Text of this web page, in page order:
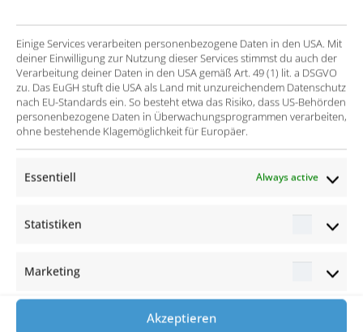
Einige Services verarbeiten personenbezogene Daten in den USA. Mit
deiner Einwilligung zur Nutzung dieser Services stimmst du auch der
Verarbeitung deiner Daten in den USA gemäß Art. 49 (1) lit. a DSGVO
zu. Das EuGH stuft die USA als Land mit unzureichendem Datenschutz
nach EU-Standards ein. So besteht etwa das Risiko, dass US-Behörden
personenbezogene Daten in Überwachungsprogrammen verarbeiten,
ohne bestehende Klagemöglichkeit für Europäer.
Essentiell Always active
Statistiken
Marketing
Akzeptieren
The solution
Implementation of integrated reporting in the
Salesforce system
Implementation of automatisms and release
processes
Connection of e-mail mailboxes to Salesforce
in Salesforce
Increasing transparency in contract management